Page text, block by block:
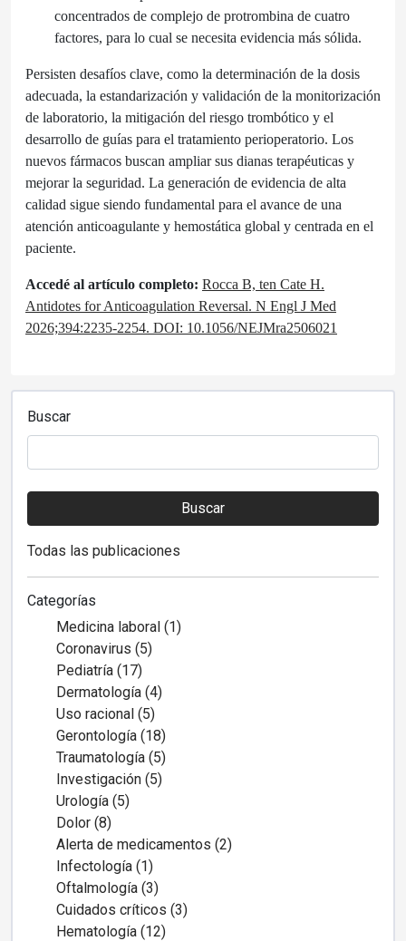
concentrados de complejo de protrombina de cuatro
factores, para lo cual se necesita evidencia más sólida.
Persisten desafíos clave, como la determinación de la dosis
adecuada, la estandarización y validación de la monitorización
de laboratorio, la mitigación del riesgo trombótico y el
desarrollo de guías para el tratamiento perioperatorio. Los
nuevos fármacos buscan ampliar sus dianas terapéuticas y
mejorar la seguridad. La generación de evidencia de alta
calidad sigue siendo fundamental para el avance de una
atención anticoagulante y hemostática global y centrada en el
paciente.
Accedé al artículo completo: Rocca B, ten Cate H.
Antidotes for Anticoagulation Reversal. N Engl J Med
2026;394:2235-2254. DOI: 10.1056/NEJMra2506021
Buscar
Buscar
Todas las publicaciones
Categorías
Medicina laboral (1)
Coronavirus (5)
Pediatría (17)
Dermatología (4)
Uso racional (5)
Gerontología (18)
Traumatología (5)
Investigación (5)
Urología (5)
Dolor (8)
Alerta de medicamentos (2)
Infectología (1)
Oftalmología (3)
Cuidados críticos (3)
Hematología (12)